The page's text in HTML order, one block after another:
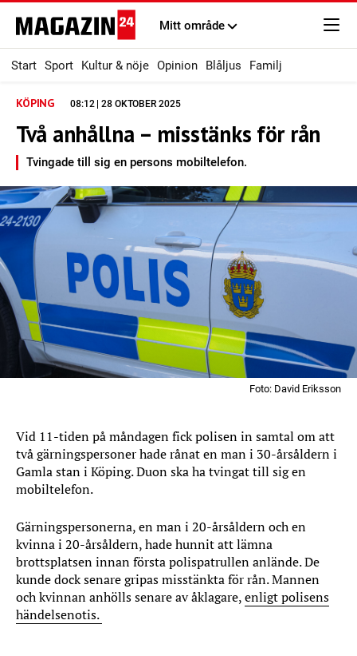
Mitt område
Start Sport Kultur & nöje Opinion Blåljus Familj
KÖPING 08:12 | 28 OKTOBER 2025
Två anhållna – misstänks för rån
Tvingade till sig en persons mobiltelefon.
Foto: David Eriksson
Vid 11-tiden på måndagen fick polisen in samtal om att
två gärningspersoner hade rånat en man i 30-årsåldern i
Gamla stan i Köping. Duon ska ha tvingat till sig en
mobiltelefon.
Gärningspersonerna, en man i 20-årsåldern och en
kvinna i 20-årsåldern, hade hunnit att lämna
brottsplatsen innan första polispatrullen anlände. De
kunde dock senare gripas misstänkta för rån. Mannen
och kvinnan anhölls senare av åklagare,enligt polisens
händelsenotis.